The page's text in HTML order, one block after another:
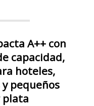
A++ con
capacidad,
hoteles,
pequeños
plata